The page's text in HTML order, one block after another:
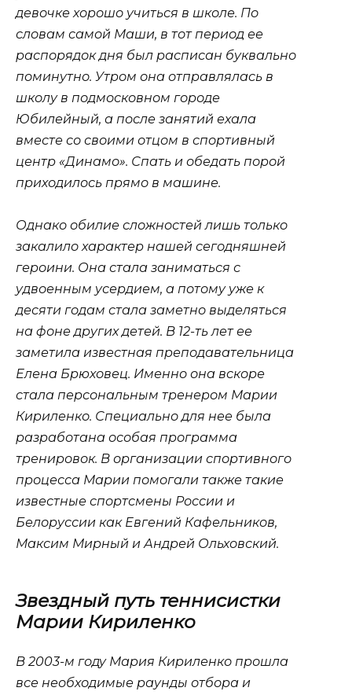
девочке хорошо учиться в школе. По
словам самой Маши, в тот период ее
распорядок дня был расписан буквально
поминутно. Утром она отправлялась в
школу в подмосковном городе
Юбилейный, а после занятий ехала
вместе со своими отцом в спортивный
центр «Динамо». Спать и обедать порой
приходилось прямо в машине.
Однако обилие сложностей лишь только
закалило характер нашей сегодняшней
героини. Она стала заниматься с
удвоенным усердием, а потому уже к
десяти годам стала заметно выделяться
на фоне других детей. В 12-ть лет ее
заметила известная преподавательница
Елена Брюховец. Именно она вскоре
стала персональным тренером Марии
Кириленко. Специально для нее была
разработана особая программа
тренировок. В организации спортивного
процесса Марии помогали также такие
известные спортсмены России и
Белоруссии как Евгений Кафельников,
Максим Мирный и Андрей Ольховский.
Звездный путь теннисистки
Марии Кириленко
В 2003-м году Мария Кириленко прошла
все необходимые раунды отбора и